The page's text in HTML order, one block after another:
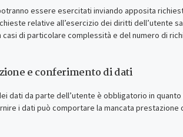
essere esercitati inviando apposita
relative all’esercizio dei diritti dell’utente
casi di particolare complessità e del numero di
e conferimento di dati
dati da parte dell’utente è obbligatorio in
i dati può comportare la mancata